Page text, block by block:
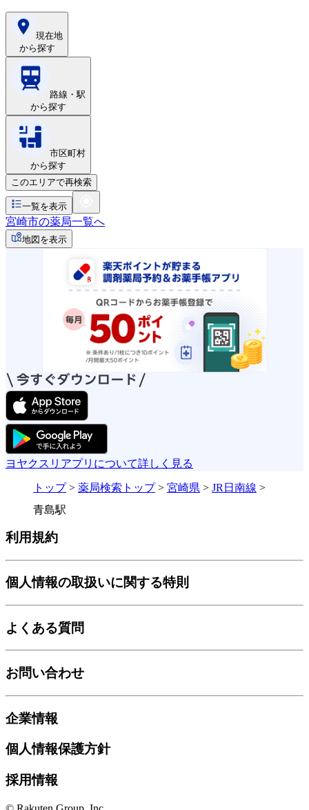
現在地
から探す
路線・駅
から探す
市区町村
から探す
このエリアで再検索
一覧を表示
宮崎市の薬局一覧へ
地図を表示
ヨヤクスリアプリについて詳しく見る
トップ> 薬局検索トップ> 宮崎県 > JR日南線 >
青島駅
利用規約
個人情報の取扱いに関する特則
よくある質問
お問い合わせ
企業情報
個人情報保護方針
採用情報